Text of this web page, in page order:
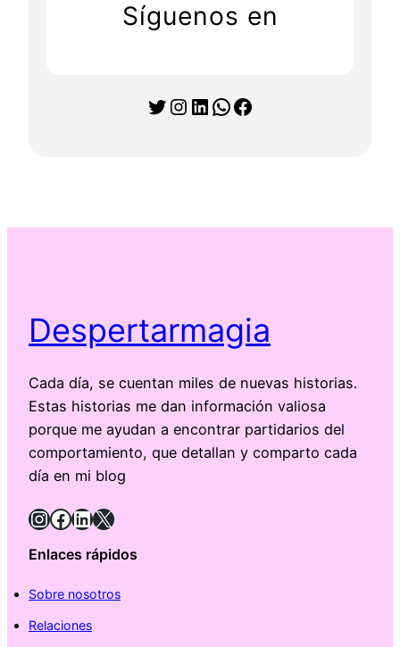
Síguenos en
Twitter Instagram LinkedIn WhatsApp Facebook
Despertarmagia
Cada día, se cuentan miles de nuevas historias.
Estas historias me dan información valiosa
porque me ayudan a encontrar partidarios del
comportamiento, que detallan y comparto cada
día en mi blog
InstagramFacebook LinkedIn X
Enlaces rápidos
Sobre nosotros
Relaciones